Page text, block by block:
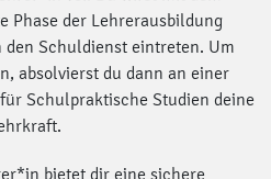
Phase der Lehrerausbildung
den Schuldienst eintreten. Um
absolvierst du dann an einer
Schulpraktische Studien deine
bietet dir eine sichere